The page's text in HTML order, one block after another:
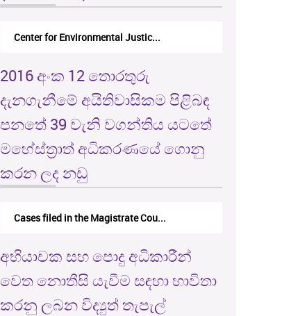
Center for Environmental Justic...
2016 අංක 12 තොරතුරු
දැනගැනීමේ අයිතිවාසිකම පිළිබඳ
පනතේ 39 වැනි වගන්තිය යටතේ
මහේස්ත්‍රාත් අධිකරණයේ ගොනු
කරන ලද නඩු
Cases filed in the Magistrate Cou...
අභියාචක සහ පොදු අධිකාරීන්
වෙත නොතීසි යැවීම සඳහා භාවිතා
කරනු ලබන විද්‍යුත් තැපැල්